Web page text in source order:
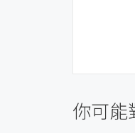
你可能